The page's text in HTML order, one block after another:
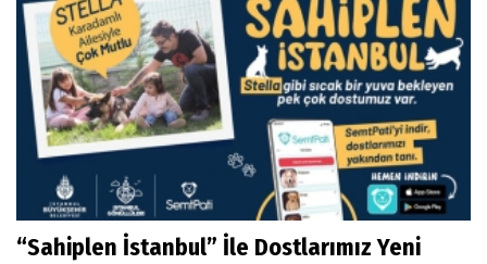
“Sahiplen İstanbul” İle Dostlarımız Yeni